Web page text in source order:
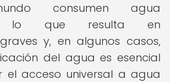
consumen agua
lo que resulta en
y, en algunos casos,
del agua es esencial
el acceso universal a agua